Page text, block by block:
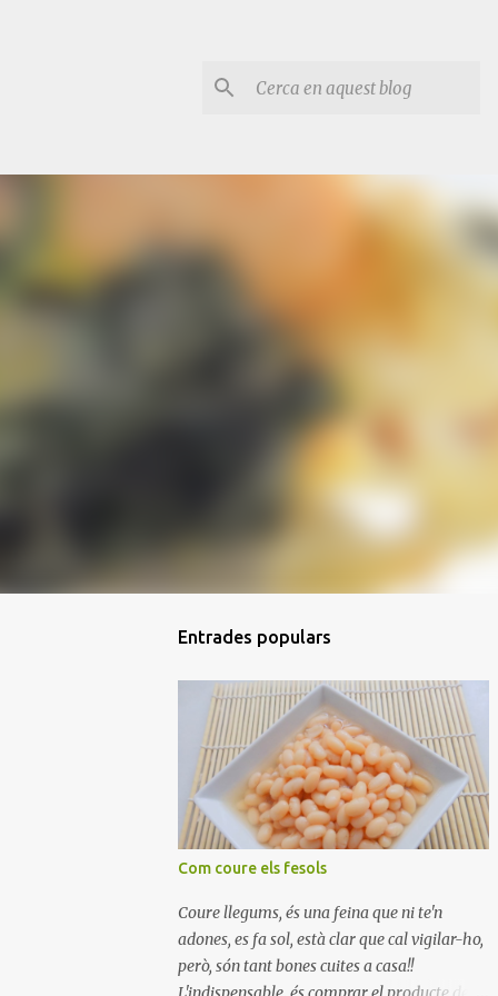
Entrades populars
Com coure els fesols
Coure llegums, és una feina que ni te'n
adones, es fa sol, està clar que cal vigilar-ho,
però, són tant bones cuites a casa!!